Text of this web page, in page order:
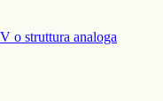
o struttura analoga